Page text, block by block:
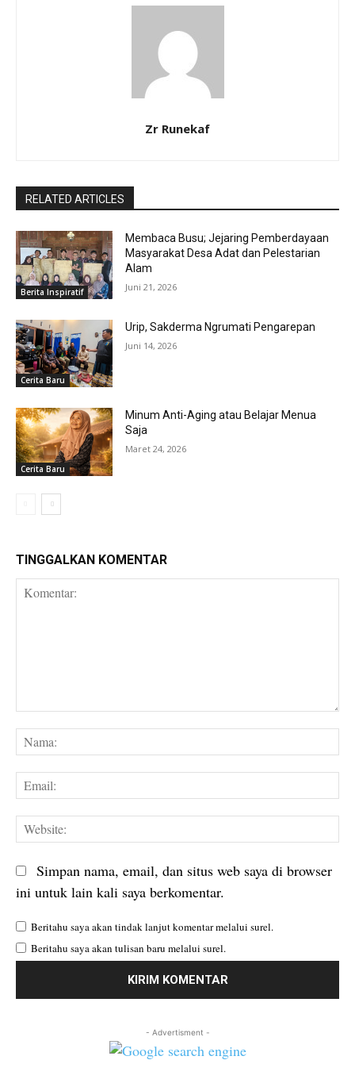
Zr Runekaf
RELATED ARTICLES
Berita Inspiratif
Membaca Busu; Jejaring Pemberdayaan
Masyarakat Desa Adat dan Pelestarian
Alam
Juni 21, 2026
Cerita Baru
Urip, Sakderma Ngrumati Pengarepan
Juni 14, 2026
Cerita Baru
Minum Anti-Aging atau Belajar Menua
Saja
Maret 24, 2026
TINGGALKAN KOMENTAR
Simpan nama, email, dan situs web saya di browser
ini untuk lain kali saya berkomentar.
Beritahu saya akan tindak lanjut komentar melalui surel.
Beritahu saya akan tulisan baru melalui surel.
- Advertisment -